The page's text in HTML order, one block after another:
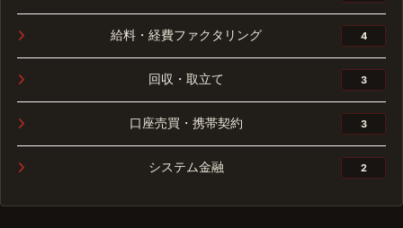
給料・経費ファクタリング 4
回収・取立て 3
口座売買・携帯契約 3
システム金融 2